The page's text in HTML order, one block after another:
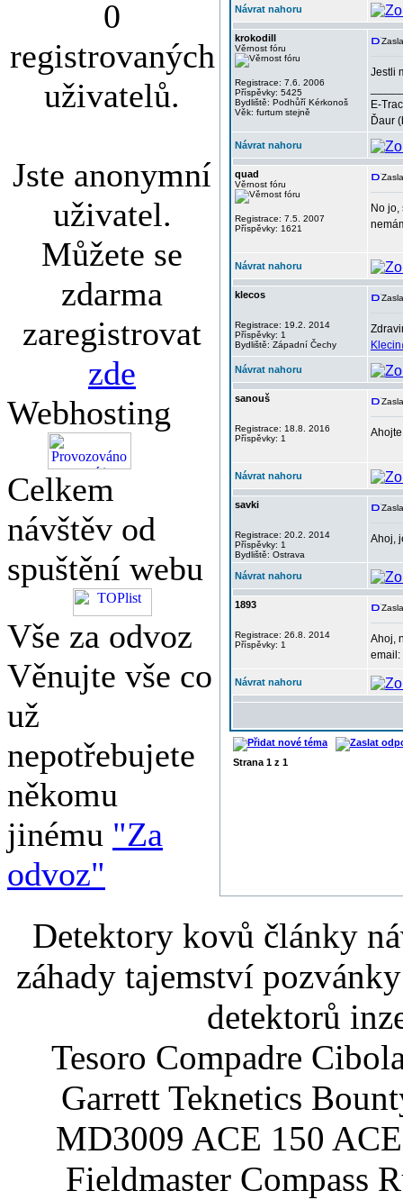
0
registrovaných
uživatelů.
Jste anonymní
uživatel.
Můžete se
zdarma
zaregistrovat
zde
Webhosting
Celkem
návštěv od
spuštění webu
Vše za odvoz
Věnujte vše co
už
nepotřebujete
někomu
jinému "Za
odvoz"
Návrat nahoru
krokodill
Věrnost fóru
Registrace: 7.6. 2006
Příspěvky: 5425
Bydliště: Podhůří Kérkonoš
Věk: furtum stejně
Jestli
E-
Ďaur
Návrat nahoru
quad
Věrnost fóru
Registrace: 7.5. 2007
Příspěvky: 1621
No
Návrat nahoru
klecos
Registrace: 19.2. 2014
Příspěvky: 1
Bydliště: Západní Čechy
Návrat nahoru
sanouš
Registrace: 18.8. 2016
Příspěvky: 1
Návrat nahoru
savki
Registrace: 20.2. 2014
Příspěvky: 1
Bydliště: Ostrava
Ahoj,
Návrat nahoru
1893
Registrace: 26.8. 2014
Příspěvky: 1
Ahoj,
email:
Návrat nahoru
Strana 1 z 1
Detektory kovů články
záhady tajemství
detektorů
Tesoro Compadre
Garrett Teknetics
MD3009 ACE 150
Fieldmaster Compass